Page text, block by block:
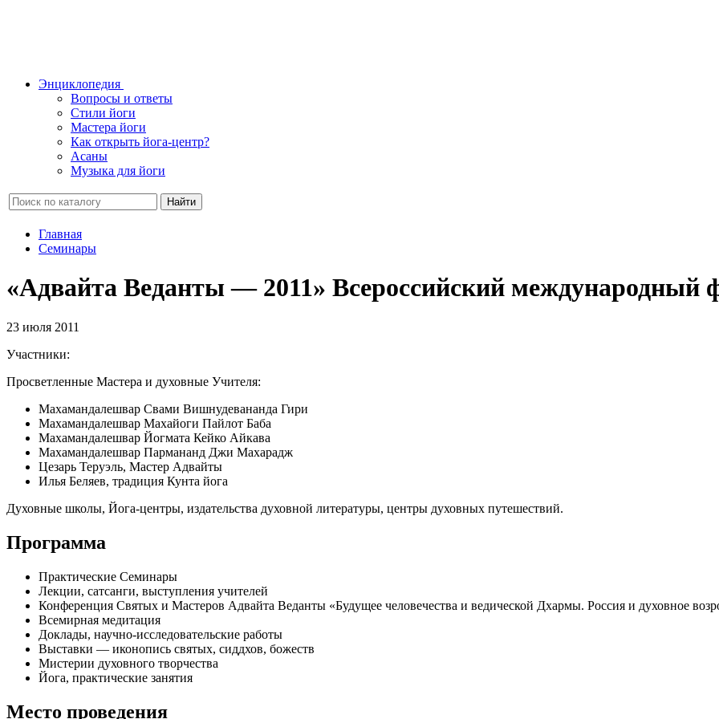
Энциклопедия
Вопросы и ответы
Стили йоги
Мастера йоги
Как открыть йога-центр?
Асаны
Музыка для йоги
Найти
Главная
Семинары
«Адвайта Веданты — 2011» Всероссийский международный
23 июля 2011
Участники:
Просветленные Мастера и духовные Учителя:
Махамандалешвар Свами Вишнудевананда Гири
Махамандалешвар Махайоги Пайлот Баба
Махамандалешвар Йогмата Кейко Айкава
Махамандалешвар Пармананд Джи Махарадж
Цезарь Теруэль, Мастер Адвайты
Илья Беляев, традиция Кунта йога
Духовные школы, Йога-центры, издательства духовной литературы, центры духовных путешествий.
Программа
Практические Семинары
Лекции, сатсанги, выступления учителей
Конференция Святых и Мастеров Адвайта Веданты «Будущее человечества и ведической Дхармы. Россия и духовное
Всемирная медитация
Доклады, научно-исследовательские работы
Выставки — иконопись святых, сиддхов, божеств
Мистерии духовного творчества
Йога, практические занятия
Место проведения